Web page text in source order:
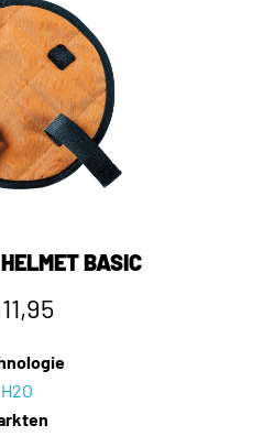
BASIC
H2O